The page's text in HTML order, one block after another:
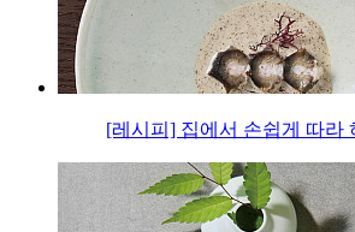
[레시피] 집에서 손쉽게 따라